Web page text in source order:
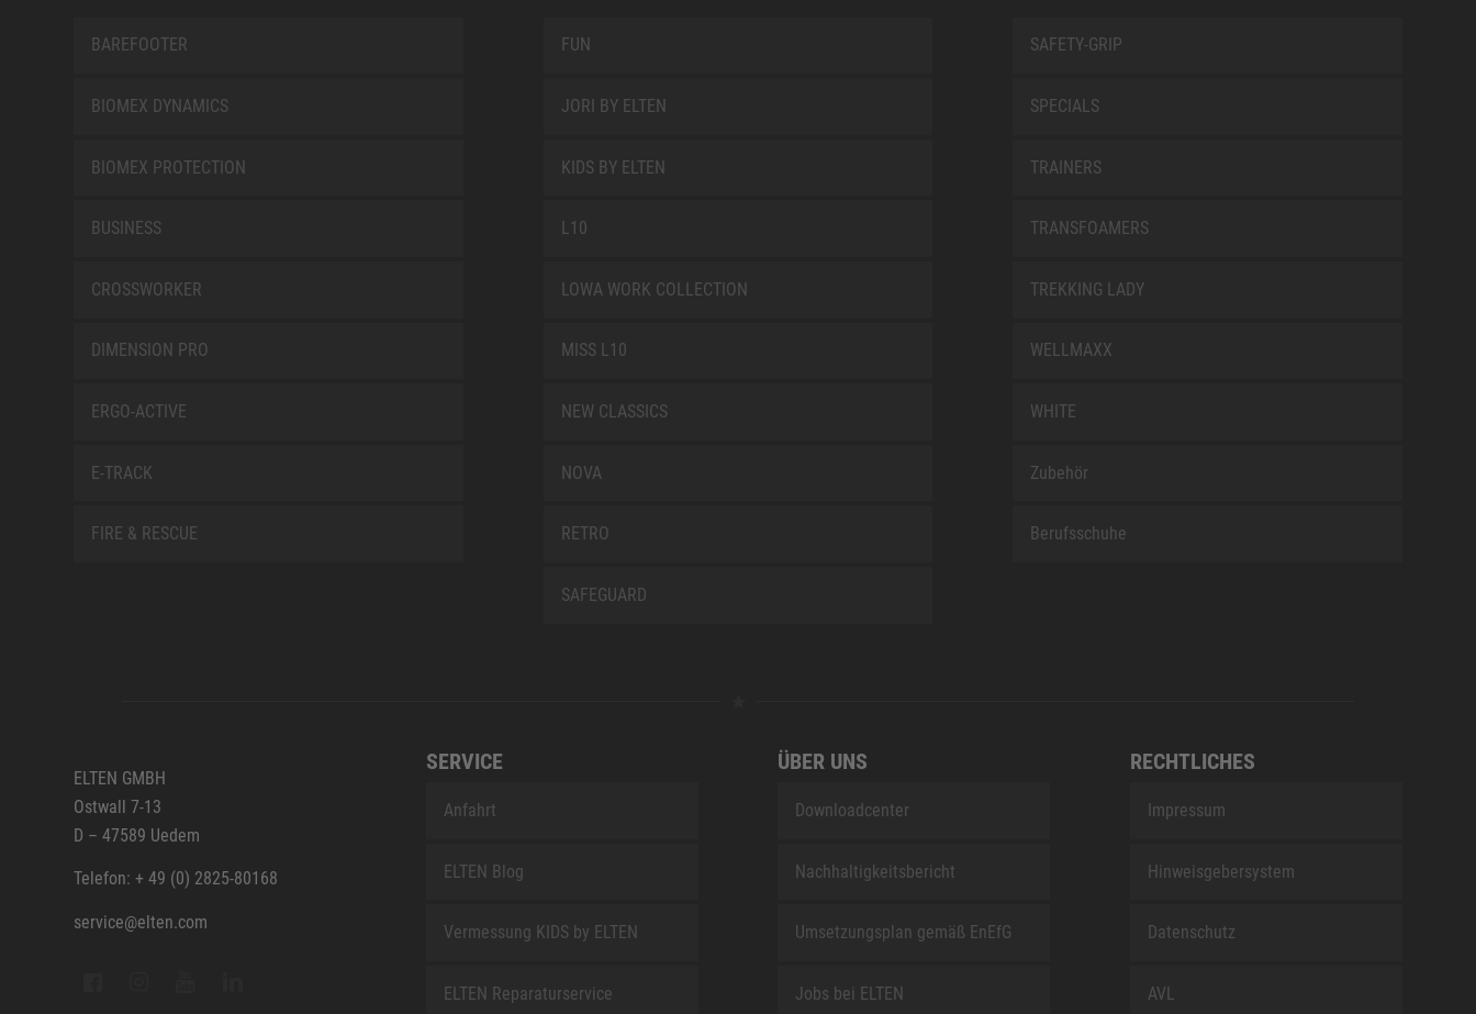
BAREFOOTER
BIOMEX DYNAMICS
BIOMEX PROTECTION
BUSINESS
CROSSWORKER
DIMENSION PRO
ERGO-ACTIVE
E-TRACK
FIRE & RESCUE
FUN
JORI BY ELTEN
KIDS BY ELTEN
L10
LOWA WORK COLLECTION
MISS L10
NEW CLASSICS
NOVA
RETRO
SAFEGUARD
SAFETY-GRIP
SPECIALS
TRAINERS
TRANSFOAMERS
TREKKING LADY
WELLMAXX
WHITE
Zubehör
Berufsschuhe
ELTEN GMBH
Ostwall 7-13
D – 47589 Uedem
Telefon: + 49 (0) 2825-80168
service@elten.com
SERVICE
Anfahrt
ELTEN Blog
Vermessung KIDS by ELTEN
ELTEN Reparaturservice
ÜBER UNS
Downloadcenter
Nachhaltigkeitsbericht
Umsetzungsplan gemäß EnEfG
Jobs bei ELTEN
RECHTLICHES
Impressum
Hinweisgebersystem
Datenschutz
AVL